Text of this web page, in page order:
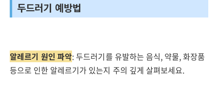
두드러기 예방법
알레르기 원인 파악: 두드러기를 유발하는 음식, 약물, 화장품
등으로 인한 알레르기가 있는지 주의 깊게 살펴보세요.